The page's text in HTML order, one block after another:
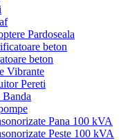
Pardoseala
beton
beton
Vibrante
Pereti
Pana 100 kVA
Peste 100 kVA